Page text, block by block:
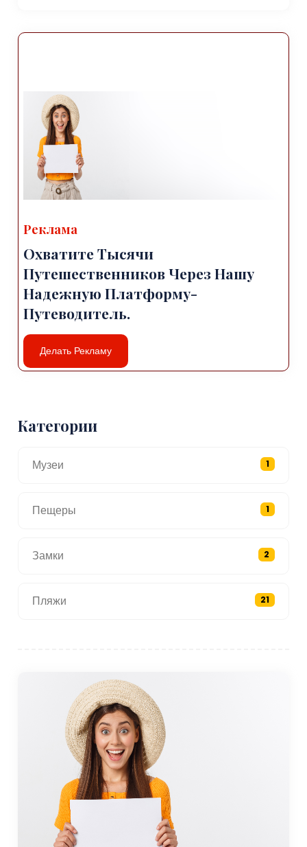
Реклама
Охватите Тысячи
Путешественников Через Нашу
Надежную Платформу-
Путеводитель.
Делать Рекламу
Категории
Музеи 1
Пещеры 1
Замки 2
Пляжи 21